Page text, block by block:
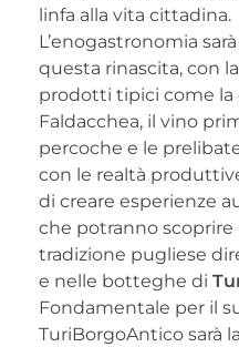
linfa alla vita cittadina.
L’enogastronomia
questa rinascita, con
prodotti tipici come la
Faldacchea, il vino
percoche e le
con le realtà
di creare esperienze
che potranno scoprire
tradizione pugliese
e nelle botteghe di
Fondamentale per il
TuriBorgoAntico sarà